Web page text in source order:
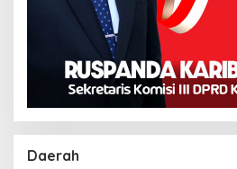
Daerah